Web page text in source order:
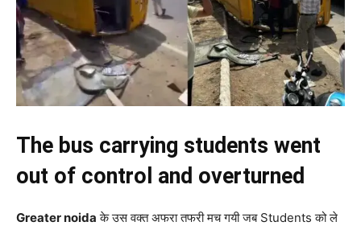
The bus carrying students went
out of control and overturned
Greater noida के उस वक्त अफरा तफरी मच गयी जब Students को ले